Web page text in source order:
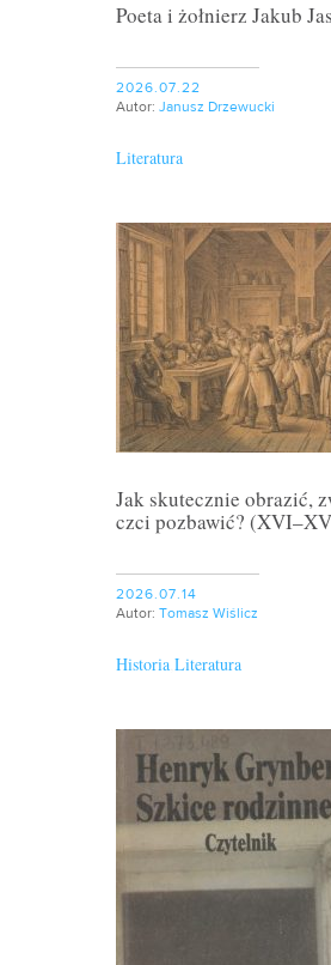
Poeta i żołnierz Jakub
2026.07.22
Autor: Janusz Drzewucki
Literatura
Jak skutecznie obrazić,
czci pozbawić?
2026.07.14
Autor: Tomasz Wiślicz
Historia Literatura